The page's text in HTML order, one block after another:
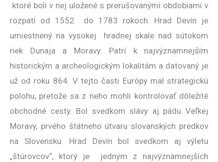
ktoré boli v nej uložené s prerušovanými obdobiami v
rozpätí od 1552 do 1783 rokoch. Hrad Devín je
umiestnený na vysokej hradnej skale nad sútokom
riek Dunaja a Moravy. Patrí k najvýznamnejším
historickým a archeologickým lokalitám a datovaný je
už od roku 864. V tejto časti Európy mal strategickú
polohu, pretože sa z neho mohli kontrolovať dôležité
obchodné cesty. Bol svedkom slávy aj pádu Veľkej
Moravy, prvého štátneho útvaru slovanských predkov
na Slovensku. Hrad Devín bol svedkom aj výletu
„štúrovcov“, ktorý je jedným z najvýznamnejších